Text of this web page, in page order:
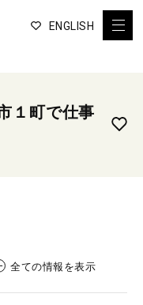
ENGLISH
１町で仕事
全ての情報を表示